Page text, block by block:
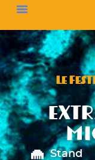
LE
Stand